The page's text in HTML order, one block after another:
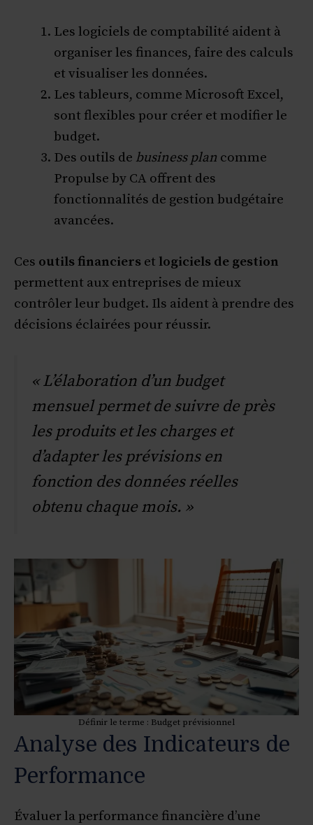
Les logiciels de comptabilité aident à
organiser les finances, faire des calculs
et visualiser les données.
Les tableurs, comme Microsoft Excel,
sont flexibles pour créer et modifier le
budget.
Des outils de business plan comme
Propulse by CA offrent des
fonctionnalités de gestion budgétaire
avancées.
Ces outils financiers et logiciels de gestion
permettent aux entreprises de mieux
contrôler leur budget. Ils aident à prendre des
décisions éclairées pour réussir.
« L’élaboration d’un budget
mensuel permet de suivre de près
les produits et les charges et
d’adapter les prévisions en
fonction des données réelles
obtenu chaque mois. »
Définir le terme : Budget prévisionnel
Analyse des Indicateurs de
Performance
Évaluer la performance financière d’une